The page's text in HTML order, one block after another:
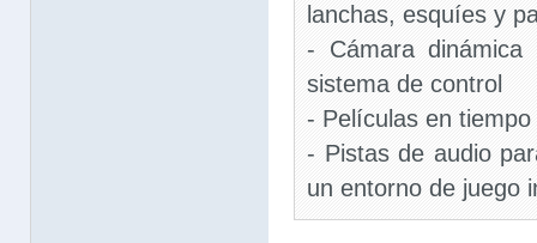
lanchas, esquíes y
- Cámara dinámica
sistema de control
- Películas en tiempo
- Pistas de audio
un entorno de juego